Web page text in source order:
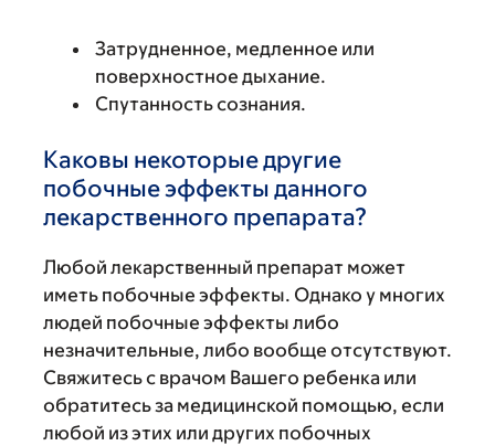
Затрудненное, медленное или
поверхностное дыхание.
Спутанность сознания.
Каковы некоторые другие
побочные эффекты данного
лекарственного препарата?
Любой лекарственный препарат может
иметь побочные эффекты. Однако у многих
людей побочные эффекты либо
незначительные, либо вообще отсутствуют.
Свяжитесь с врачом Вашего ребенка или
обратитесь за медицинской помощью, если
любой из этих или других побочных